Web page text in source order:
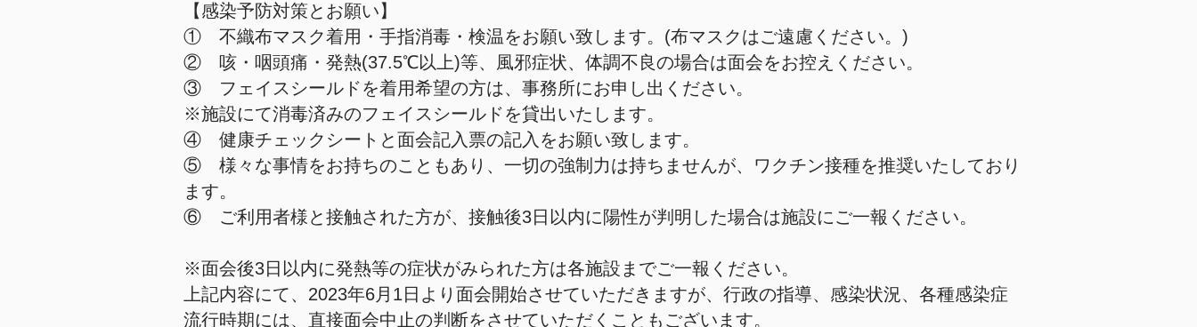
【感染予防対策とお願い】
① 不織布マスク着用・手指消毒・検温をお願い致します。(布マスクはご遠慮ください。)
② 咳・咽頭痛・発熱(37.5℃以上)等、風邪症状、体調不良の場合は面会をお控えください。
③ フェイスシールドを着用希望の方は、事務所にお申し出ください。
※施設にて消毒済みのフェイスシールドを貸出いたします。
④ 健康チェックシートと面会記入票の記入をお願い致します。
​⑤ 様々な事情をお持ちのこともあり、一切の強制力は持ちませんが、ワクチン接種を推奨いたしており
ます。
⑥ ご利用者様と接触された方が、接触後3日以内に陽性が判明した場合は施設にご一報ください。
※面会後3日以内に発熱等の症状がみられた方は各施設までご一報ください。
上記内容にて、2023年6月1日より面会開始させていただきますが、行政の指導、感染状況、各種感染症
流行時期には、直接面会中止の判断をさせていただくこともございます。